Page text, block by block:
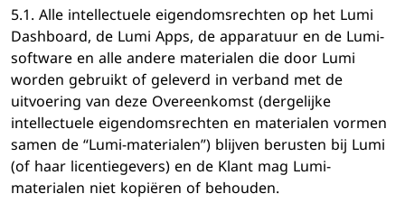
5.1. Alle intellectuele eigendomsrechten op het Lumi
Dashboard, de Lumi Apps, de apparatuur en de Lumi-
software en alle andere materialen die door Lumi
worden gebruikt of geleverd in verband met de
uitvoering van deze Overeenkomst (dergelijke
intellectuele eigendomsrechten en materialen vormen
samen de “Lumi-materialen”) blijven berusten bij Lumi
(of haar licentiegevers) en de Klant mag Lumi-
materialen niet kopiëren of behouden.